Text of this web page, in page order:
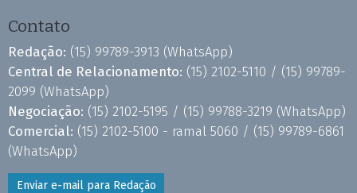
Contato
Redação: (15) 99789-3913 (WhatsApp)
Central de Relacionamento: (15) 2102-5110 / (15) 99789-
2099 (WhatsApp)
Negociação: (15) 2102-5195 / (15) 99788-3219 (WhatsApp)
Comercial: (15) 2102-5100 - ramal 5060 / (15) 99789-6861
(WhatsApp)
Enviar e-mail para Redação